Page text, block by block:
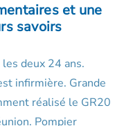
et une
savoirs
deux 24 ans.
infirmière. Grande
réalisé le GR20
Pompier